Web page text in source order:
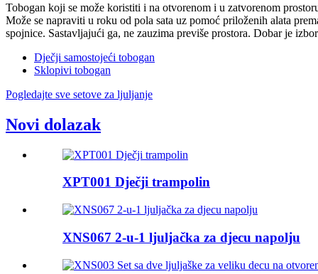
Tobogan koji se može koristiti i na otvorenom i u zatvorenom
Može se napraviti u roku od pola sata uz pomoć priloženih alata
spojnice. Sastavljajući ga, ne zauzima previše prostora. Dobar je
Dječji samostojeći tobogan
Sklopivi tobogan
Pogledajte sve setove za ljuljanje
Novi dolazak
XPT001 Dječji trampolin
XNS067 2-u-1 ljuljačka za djecu napolju